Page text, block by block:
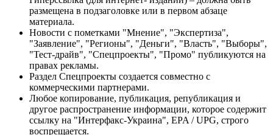
размещена в подзаголовке или в первом абзаце
материала.
Новости с пометками "Мнение", "Экспертиза",
"Заявление", "Регионы", "Деньги", "Власть", "Выборы",
"Тест-драйв", "Спецпроекты", "Промо" публикуются на
правах рекламы.
Раздел Спецпроекты создается совместно с
коммерческими партнерами.
Любое копирование, публикация, републикация и
другое распространение информации, которое содержит
ссылку на "Интерфакс-Украина", EPA / UPG, строго
воспрещается.